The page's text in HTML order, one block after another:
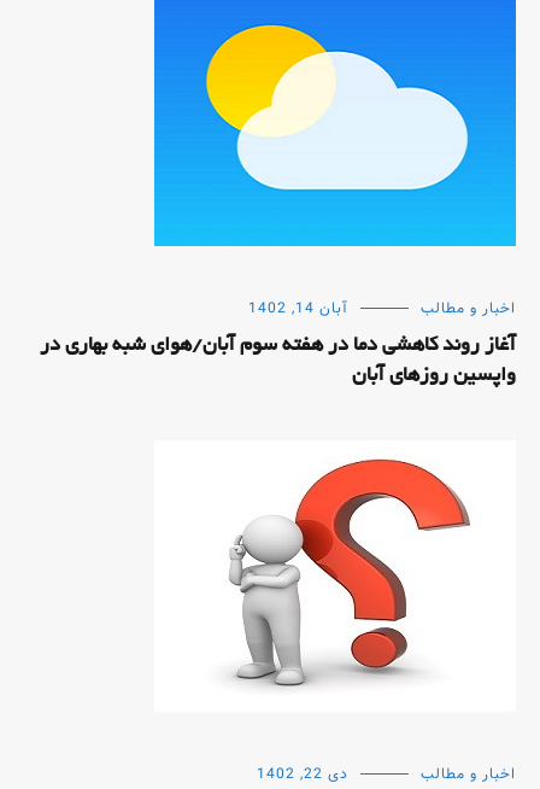
اخبار و مطالب آبان 14, 1402
آغاز روند کاهشی دما در هفته سوم آبان/هوای شبه بهاری در
واپسین روزهای آبان
اخبار و مطالب دی 22, 1402